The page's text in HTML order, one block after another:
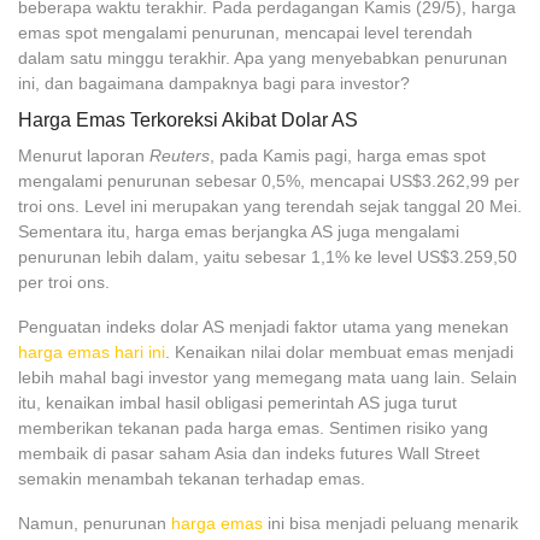
beberapa waktu terakhir. Pada perdagangan Kamis (29/5), harga
emas spot mengalami penurunan, mencapai level terendah
dalam satu minggu terakhir. Apa yang menyebabkan penurunan
ini, dan bagaimana dampaknya bagi para investor?
Harga Emas Terkoreksi Akibat Dolar AS
Menurut laporan Reuters , pada Kamis pagi, harga emas spot
mengalami penurunan sebesar 0,5%, mencapai US$3.262,99 per
troi ons. Level ini merupakan yang terendah sejak tanggal 20 Mei.
Sementara itu, harga emas berjangka AS juga mengalami
penurunan lebih dalam, yaitu sebesar 1,1% ke level US$3.259,50
per troi ons.
Penguatan indeks dolar AS menjadi faktor utama yang menekan
harga emas hari ini . Kenaikan nilai dolar membuat emas menjadi
lebih mahal bagi investor yang memegang mata uang lain. Selain
itu, kenaikan imbal hasil obligasi pemerintah AS juga turut
memberikan tekanan pada harga emas. Sentimen risiko yang
membaik di pasar saham Asia dan indeks futures Wall Street
semakin menambah tekanan terhadap emas.
Namun, penurunan harga emas ini bisa menjadi peluang menarik